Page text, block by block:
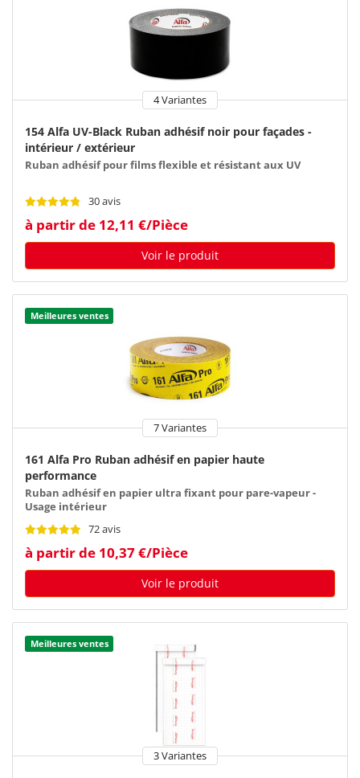
4 Variantes
154 Alfa UV-Black Ruban adhésif noir pour façades -
intérieur / extérieur
Ruban adhésif pour films flexible et résistant aux UV
30 avis
à partir de 12,11 €/Pièce
Voir le produit
Meilleures ventes
7 Variantes
161 Alfa Pro Ruban adhésif en papier haute
performance
Ruban adhésif en papier ultra fixant pour pare-vapeur -
Usage intérieur
72 avis
à partir de 10,37 €/Pièce
Voir le produit
Meilleures ventes
3 Variantes